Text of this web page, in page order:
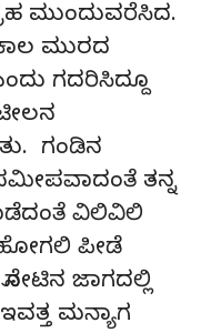
ಮುಂದುವರೆಸಿದ.
ಮುರದ
ಗದರಿಸಿದ್ದೂ
ಗಂಡಿನ
ತನ್ನ
ವಿಲಿವಿಲಿ
ಹೋಗಲಿ ಪೀಡೆ
ಜಾಗದಲ್ಲಿ
ಮನ್ಯಾಗ